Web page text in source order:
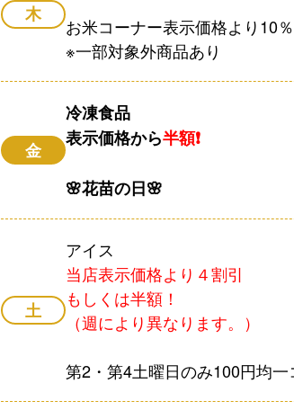
木
お米コーナー表示価格より10％
※一部対象外商品あり
金
冷凍食品
表示価格から半額❗
🌸花苗の日🌸
土
アイス
当店表示価格より４割引
もしくは半額！
（週により異なります。）
第2・第4土曜日のみ100円均